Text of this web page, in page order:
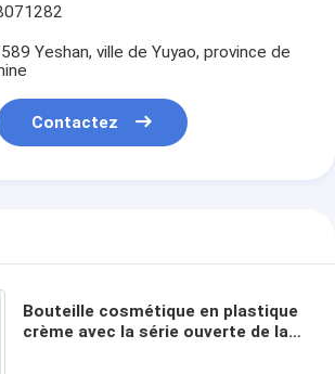
Yeshan, ville de Yuyao, province de
Contactez
Bouteille cosmétique en plastique
crème avec la série ouverte de la